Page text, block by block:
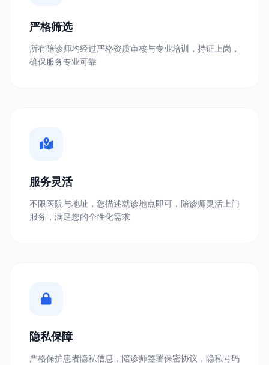
严格筛选
所有陪诊师均经过严格资质审核与专业培训，持证上岗，
确保服务专业可靠
服务灵活
不限医院与地址，您描述就诊地点即可，陪诊师灵活上门
服务，满足您的个性化需求
隐私保障
严格保护患者隐私信息，陪诊师签署保密协议，隐私号码